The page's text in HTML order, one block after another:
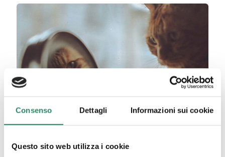
Consenso Dettagli Informazioni sui cookie
Questo sito web utilizza i cookie
16 Luglio 2025